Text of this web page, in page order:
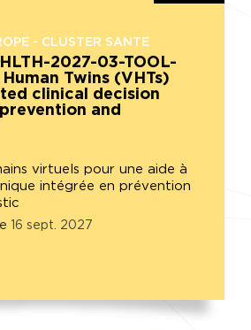
- CLUSTER SANTE
2027-03-TOOL-
Twins (VHTs)
clinical decision
and
virtuels pour une aide à
intégrée en prévention
16 sept. 2027